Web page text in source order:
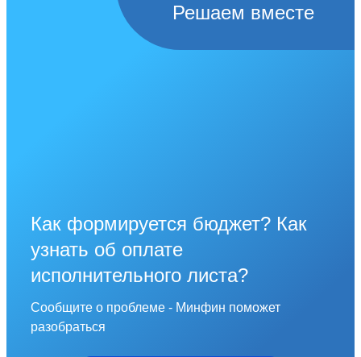
Решаем вместе
Как формируется бюджет? Как
узнать об оплате
исполнительного листа?
Сообщите о проблеме - Минфин поможет
разобраться